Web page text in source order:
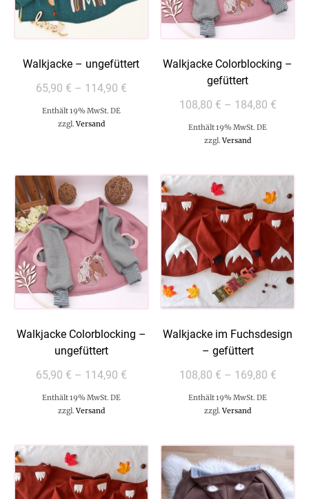
Walkjacke – ungefüttert
65,90 € – 114,90 €
Enthält 19% MwSt. DE
zzgl.Versand
Walkjacke Colorblocking –
gefüttert
108,80 € – 184,80 €
Enthält 19% MwSt. DE
zzgl.Versand
Walkjacke Colorblocking –
ungefüttert
65,90 € – 114,90 €
Enthält 19% MwSt. DE
zzgl.Versand
Walkjacke im Fuchsdesign
– gefüttert
108,80 € – 169,80 €
Enthält 19% MwSt. DE
zzgl.Versand